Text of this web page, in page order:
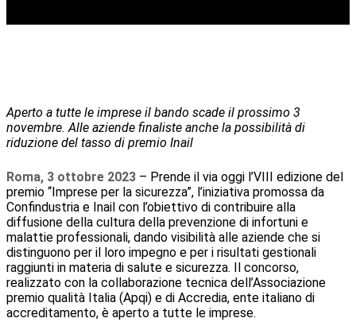
Aperto a tutte le imprese il bando scade il prossimo 3
novembre. Alle aziende finaliste anche la possibilità di
riduzione del tasso di premio Inail
Roma, 3 ottobre 2023 – Prende il via oggi l’VIII edizione del
premio “Imprese per la sicurezza”, l’iniziativa promossa da
Confindustria e Inail con l’obiettivo di contribuire alla
diffusione della cultura della prevenzione di infortuni e
malattie professionali, dando visibilità alle aziende che si
distinguono per il loro impegno e per i risultati gestionali
raggiunti in materia di salute e sicurezza. Il concorso,
realizzato con la collaborazione tecnica dell’Associazione
premio qualità Italia (Apqi) e di Accredia, ente italiano di
accreditamento, è aperto a tutte le imprese.